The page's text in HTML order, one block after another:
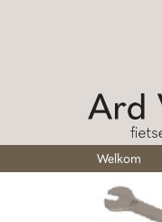
Welkom